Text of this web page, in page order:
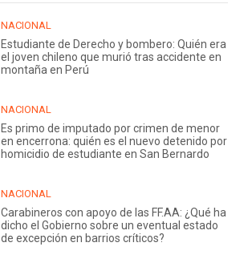
NACIONAL
Estudiante de Derecho y bombero: Quién era
el joven chileno que murió tras accidente en
montaña en Perú
NACIONAL
Es primo de imputado por crimen de menor
en encerrona: quién es el nuevo detenido por
homicidio de estudiante en San Bernardo
NACIONAL
Carabineros con apoyo de las FF.AA: ¿Qué ha
dicho el Gobierno sobre un eventual estado
de excepción en barrios críticos?